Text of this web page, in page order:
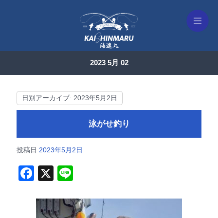
2023 5月 02
日別アーカイブ: 2023年5月2日
泳がせ釣り
投稿日 2023年5月2日
F
c
X
e